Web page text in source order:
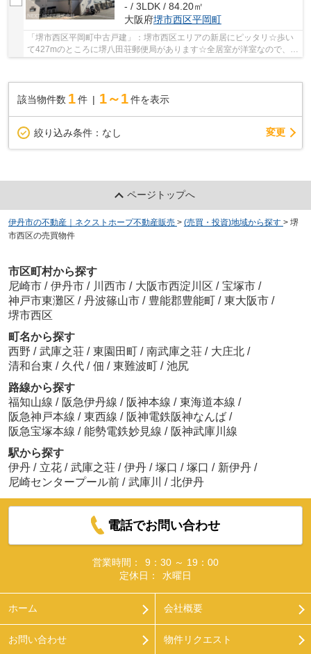
- / 3LDK / 84.20㎡
大阪府堺市西区平岡町
「堺市西区平岡町中古戸建」：堺市西区エリアの新居にピッタリ☆歩い
て427mのところに堺八田荘郵便局があります☆全居室が洋室なので、お
該当物件数 1件 1～1 件を表示
絞り込み条件： なし 変更
ページトップへ
伊丹市の不動産｜ネクストホープ不動産販売 > (売買・投資)地域から探す > 堺
市西区の売買物件
市区町村から探す
尼崎市 / 伊丹市 / 川西市 / 大阪市西淀川区 / 宝塚市 /
神戸市東灘区 / 丹波篠山市 / 豊能郡豊能町 / 東大阪市 /
堺市西区
町名から探す
西野 / 武庫之荘 / 東園田町 / 南武庫之荘 / 大庄北 /
清和台東 / 久代 / 佃 / 東難波町 / 池尻
路線から探す
福知山線 / 阪急伊丹線 / 阪神本線 / 東海道本線 /
阪急神戸本線 / 東西線 / 阪神電鉄阪神なんば /
阪急宝塚本線 / 能勢電鉄妙見線 / 阪神武庫川線
駅から探す
伊丹 / 立花 / 武庫之荘 / 伊丹 / 塚口 / 塚口 / 新伊丹 /
尼崎センタープール前 / 武庫川 / 北伊丹
電話でお問い合わせ
営業時間：
9：30 ～ 19：00
定休日：
水曜日
ホーム 会社概要
お問い合わせ 物件リクエスト